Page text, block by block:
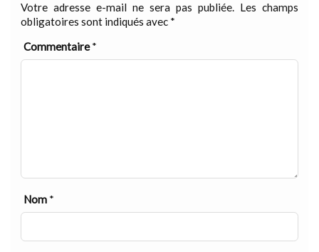
Votre adresse e-mail ne sera pas publiée. Les champs
obligatoires sont indiqués avec *
Commentaire*
Nom *